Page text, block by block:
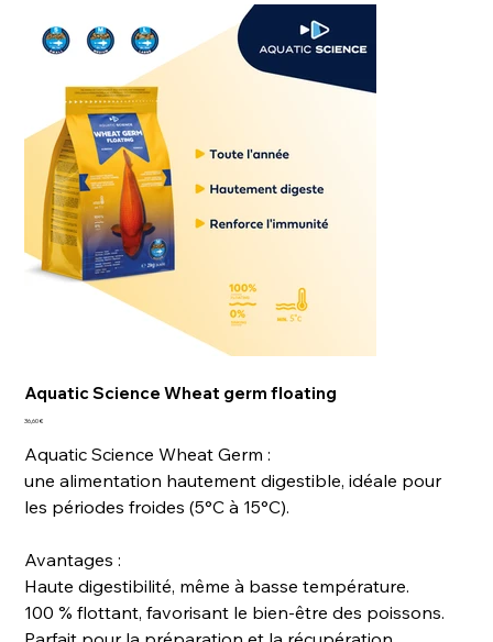
Aquatic Science Wheat germ floating
Prix
36,60 €
Aquatic Science Wheat Germ :
une alimentation hautement digestible, idéale pour
les périodes froides (5°C à 15°C).
Avantages :
Haute digestibilité, même à basse température.
100 % flottant, favorisant le bien-être des poissons.